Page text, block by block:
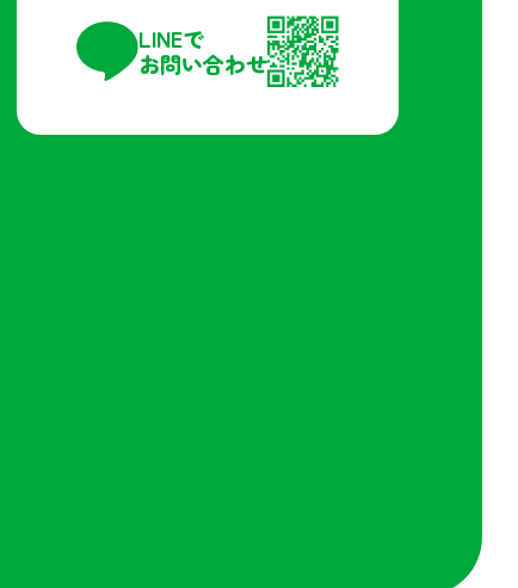
LINEで
お問い合わせ